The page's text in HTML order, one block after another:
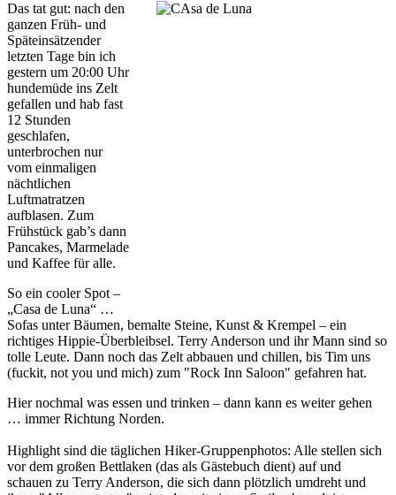
Das tat gut: nach den
ganzen Früh- und
Späteinsätzender
letzten Tage bin ich
gestern um 20:00 Uhr
hundemüde ins Zelt
gefallen und hab fast
12 Stunden
geschlafen,
unterbrochen nur
vom einmaligen
nächtlichen
Luftmatratzen
aufblasen. Zum
Frühstück gab’s dann
Pancakes, Marmelade
und Kaffee für alle.
So ein cooler Spot –
„Casa de Luna“ …
Sofas unter Bäumen, bemalte Steine, Kunst & Krempel – ein
richtiges Hippie-Überbleibsel. Terry Anderson und ihr Mann sind so
tolle Leute. Dann noch das Zelt abbauen und chillen, bis Tim uns
(fuckit, not you und mich) zum "Rock Inn Saloon" gefahren hat.
Hier nochmal was essen und trinken – dann kann es weiter gehen
… immer Richtung Norden.
Highlight sind die täglichen Hiker-Gruppenphotos: Alle stellen sich
vor dem großen Bettlaken (das als Gästebuch dient) auf und
schauen zu Terry Anderson, die sich dann plötzlich umdreht und